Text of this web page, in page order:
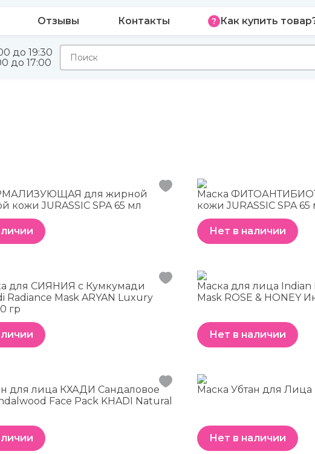
Отзывы Контакты Как купить
до 19:30
до 17:00
для жирной
кожи JURASSIC SPA 65 мл
Маска
кожи JURASSIC SPA 65
Нет в наличии
для СИЯНИЯ с Кумкумади
Radiance Mask ARYAN Luxury
гр
Маска для лица
Mask ROSE & HONEY
Нет в наличии
для лица КХАДИ Сандаловое
Face Pack KHADI Natural
Маска Убтан для Лица
Нет в наличии